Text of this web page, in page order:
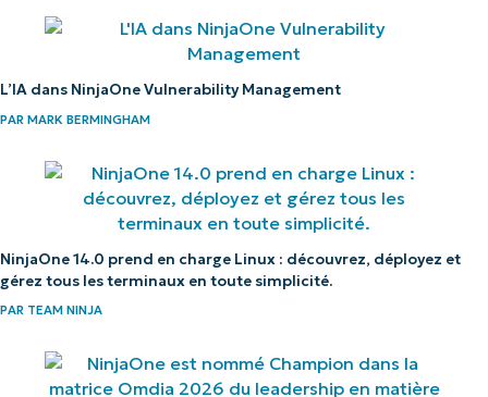
L’IA dans NinjaOne Vulnerability Management
PAR MARK BERMINGHAM
NinjaOne 14.0 prend en charge Linux : découvrez, déployez et
gérez tous les terminaux en toute simplicité.
PAR TEAM NINJA